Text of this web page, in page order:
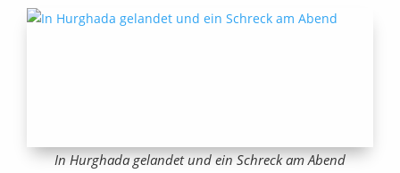
In Hurghada gelandet und ein Schreck am Abend